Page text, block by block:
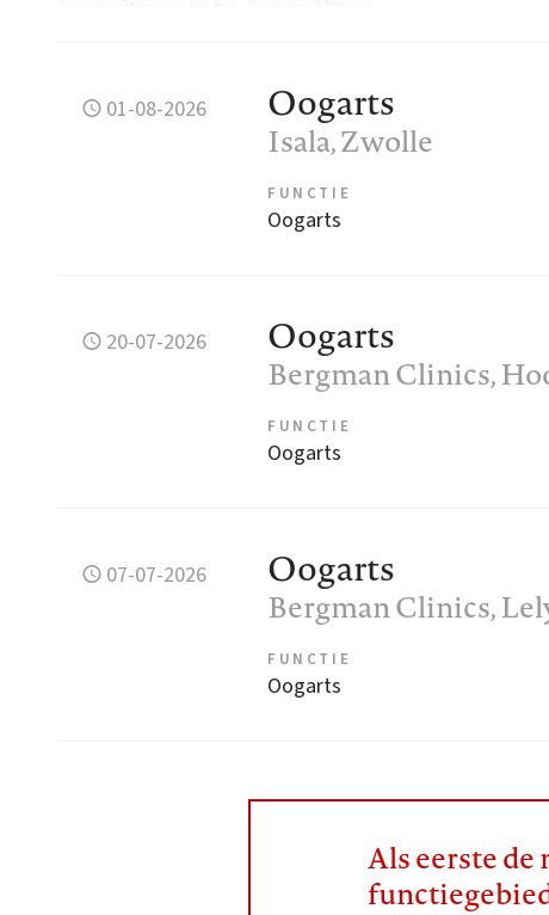
01-08-2026 Oogarts
Isala, Zwolle
FUNCTIE
Oogarts
20-07-2026 Oogarts
Bergman Clinics,
FUNCTIE
Oogarts
07-07-2026 Oogarts
Bergman Clinics,
FUNCTIE
Oogarts
Als eerste